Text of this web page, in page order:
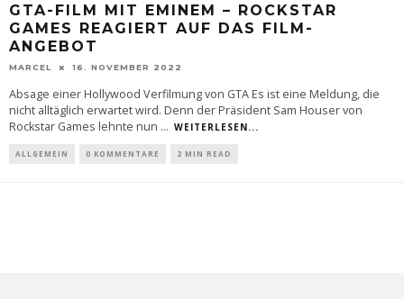
GTA-FILM MIT EMINEM – ROCKSTAR
GAMES REAGIERT AUF DAS FILM-
ANGEBOT
MARCEL 16. NOVEMBER 2022
Absage einer Hollywood Verfilmung von GTA Es ist eine Meldung, die
nicht alltäglich erwartet wird. Denn der Präsident Sam Houser von
Rockstar Games lehnte nun ... WEITERLESEN...
ALLGEMEIN 0 KOMMENTARE 2 MIN READ